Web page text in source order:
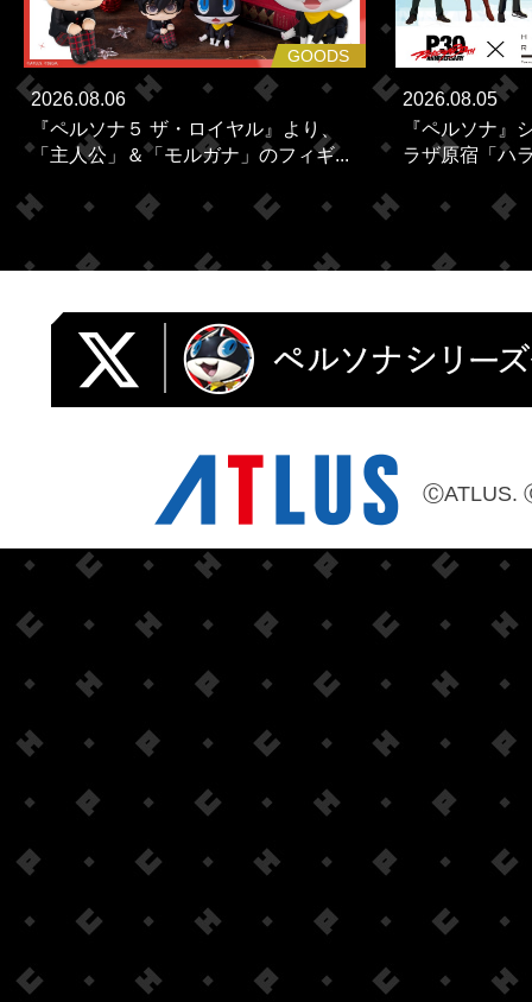
GOODS
2026.08.06
『ペルソナ５ ザ・ロイヤル』より、
「主人公」＆「モルガナ」のフィギ...
2026.08.05
『ペルソナ』
ラザ原宿「ハ
ⒸATLUS.